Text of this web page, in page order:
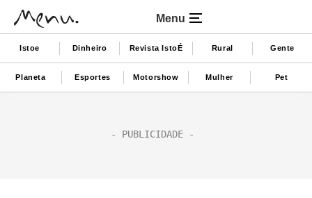
Menu
Istoe Dinheiro Revista IstoÉ Rural Gente
Planeta Esportes Motorshow Mulher Pet